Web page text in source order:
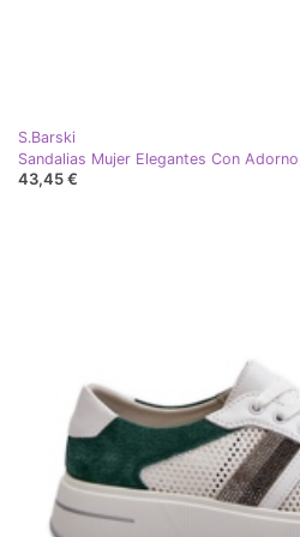
S.Barski
43,45 €